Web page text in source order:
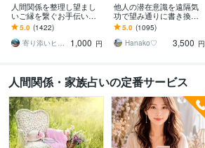
人間関係を整理し望まし
いご縁を繋ぐお手伝いを
します お好きなエネルギ
ーを1回でお受け頂けるよ
うになりました
5.0 (1422)
寄り添いヒーラー＊haru
1,000 円
他人の潜在意識を遠隔気
功で望み通りに書き換え
ます イジメ、パワハラ、
浮気、不倫、SNSによる
誹謗中傷などの対策
5.0 (1095)
Hanako♡
3,500 円
人間関係・家族占いの定番サービス